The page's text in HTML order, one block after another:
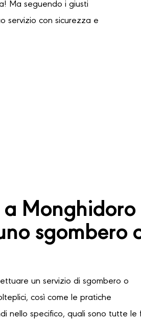
Ma seguendo i giusti
servizio con sicurezza e
Monghidoro
sgombero
un servizio di sgombero o
così come le pratiche
nello specifico, quali sono tutte le